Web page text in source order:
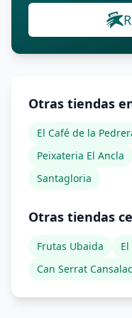
Otras tiendas
El Café de la
Peixateria El Ancla
Santagloria
Otras tiendas
Frutas Ubaida
Can Serrat